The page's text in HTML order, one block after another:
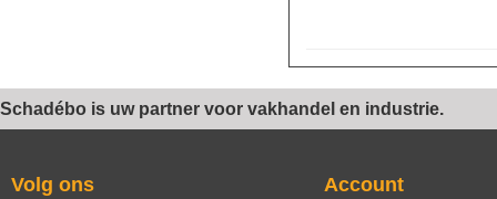
Schadébo is uw partner voor vakhandel en industrie.
Volg ons Account